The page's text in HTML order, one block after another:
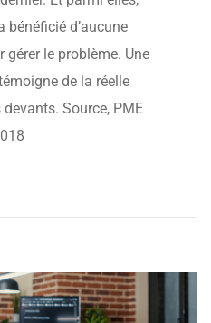
bénéficié d’aucune
gérer le problème. Une
de la réelle
Source, PME